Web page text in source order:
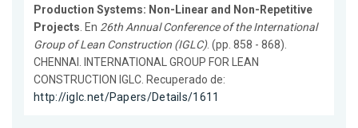
Production Systems: Non-Linear and Non-Repetitive
Projects. En 26th Annual Conference of the International
Group of Lean Construction (IGLC). (pp. 858 - 868).
CHENNAI. INTERNATIONAL GROUP FOR LEAN
CONSTRUCTION IGLC. Recuperado de:
http://iglc.net/Papers/Details/1611